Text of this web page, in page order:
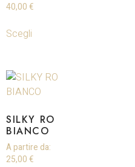
40,00 €
Scegli
SILKY RO
BIANCO
A partire da:
25,00 €